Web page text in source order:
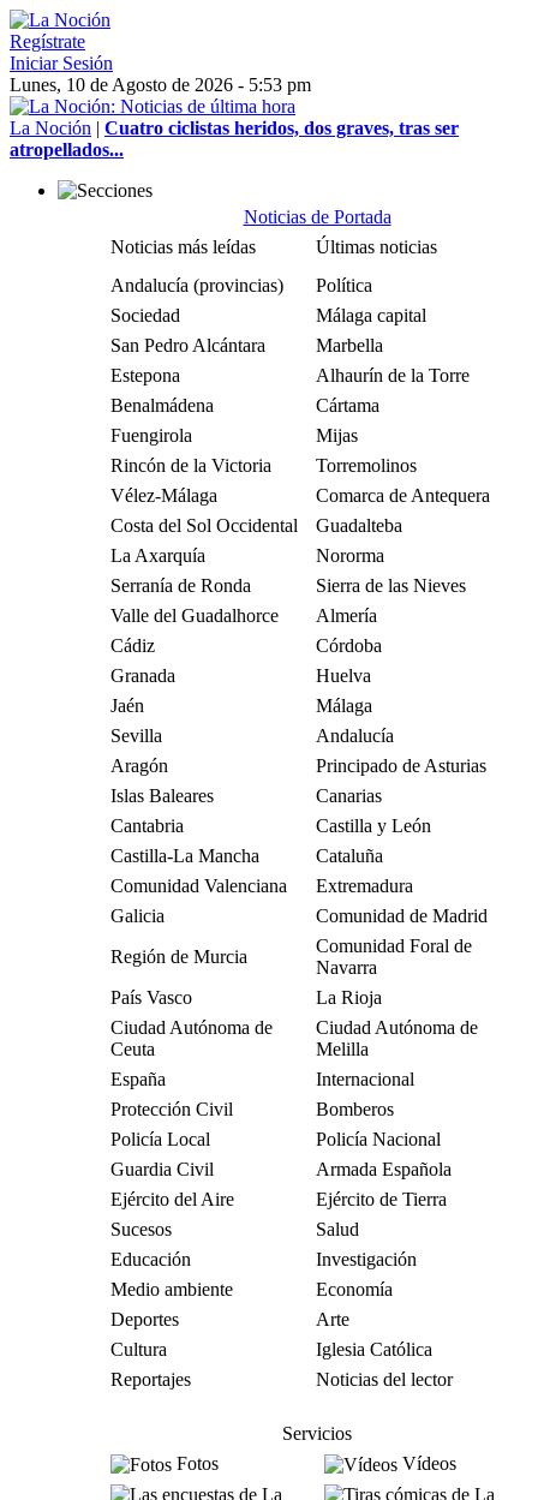
Regístrate
Iniciar Sesión
Lunes, 10 de Agosto de 2026 - 5:53 pm
La Noción | Cuatro ciclistas heridos, dos graves, tras ser
atropellados...
Noticias de Portada
Noticias más leídas
Últimas noticias
Andalucía (provincias)
Política
Sociedad
Málaga capital
San Pedro Alcántara
Marbella
Estepona
Alhaurín de la Torre
Benalmádena
Cártama
Fuengirola
Mijas
Rincón de la Victoria
Torremolinos
Vélez-Málaga
Comarca de Antequera
Costa del Sol Occidental
Guadalteba
La Axarquía
Nororma
Serranía de Ronda
Sierra de las Nieves
Valle del Guadalhorce
Almería
Cádiz
Córdoba
Granada
Huelva
Jaén
Málaga
Sevilla
Andalucía
Aragón
Principado de Asturias
Islas Baleares
Canarias
Cantabria
Castilla y León
Castilla-La Mancha
Cataluña
Comunidad Valenciana
Extremadura
Galicia
Comunidad de Madrid
Región de Murcia
Comunidad Foral de
Navarra
País Vasco
La Rioja
Ciudad Autónoma de
Ceuta
Ciudad Autónoma de
Melilla
España
Internacional
Protección Civil
Bomberos
Policía Local
Policía Nacional
Guardia Civil
Armada Española
Ejército del Aire
Ejército de Tierra
Sucesos
Salud
Educación
Investigación
Medio ambiente
Economía
Deportes
Arte
Cultura
Iglesia Católica
Reportajes
Noticias del lector
Servicios
Fotos
Vídeos